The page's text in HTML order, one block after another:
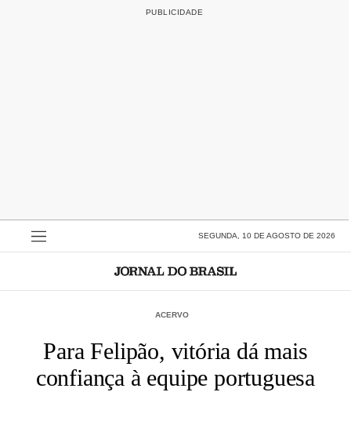
SEGUNDA, 10 DE AGOSTO DE 2026
ACERVO
Para Felipão, vitória dá mais
confiança à equipe portuguesa